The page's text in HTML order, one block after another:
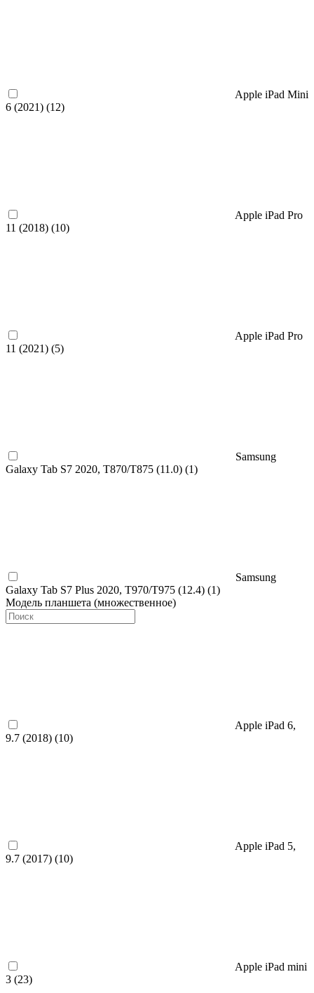
Apple iPad Mini
6 (2021) (12)
Apple iPad Pro
11 (2018) (10)
Apple iPad Pro
11 (2021) (5)
Samsung
Galaxy Tab S7 2020, T870/T875 (11.0) (1)
Samsung
Galaxy Tab S7 Plus 2020, T970/T975 (12.4) (1)
Модель планшета (множественное)
Apple iPad 6,
9.7 (2018) (10)
Apple iPad 5,
9.7 (2017) (10)
Apple iPad mini
3 (23)